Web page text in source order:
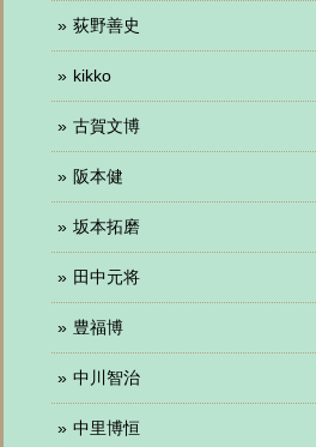
荻野善史
kikko
古賀文博
阪本健
坂本拓磨
田中元将
豊福博
中川智治
中里博恒